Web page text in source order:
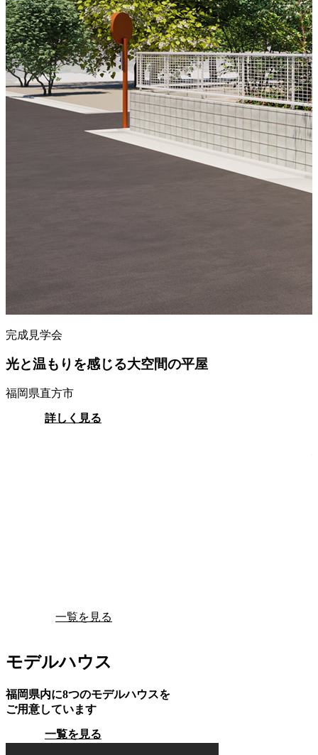
完成見学会
光と温もりを感じる大空間の平屋
福岡県直方市
詳しく見る
一覧を見る
モデルハウス
福岡県内に8つのモデルハウスを
ご用意しています
一覧を見る